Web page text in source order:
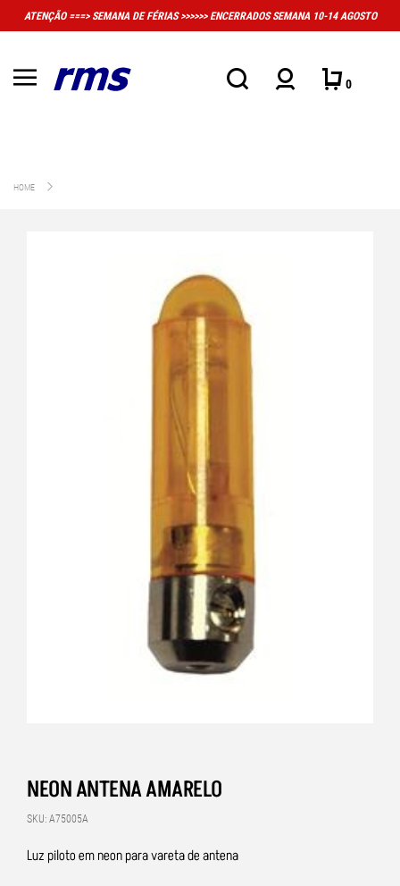
>>>>>> ENCERRADOS SEMANA 10-14 AGOSTO
MUITO IMPORTANTE: A LOJA
0
HOME
NEON ANTENA AMARELO
SKU: A75005A
Luz piloto em neon para vareta de antena